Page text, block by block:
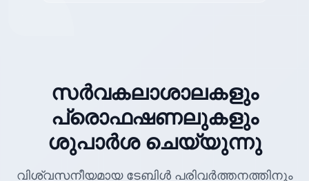
സർവകലാശാലകളും
പ്രൊഫഷണലുകളും
ശുപാർശ ചെയ്യുന്നു
വിശ്വസനീയമായ ടേബിൾ പരിവർത്തനത്തിനും